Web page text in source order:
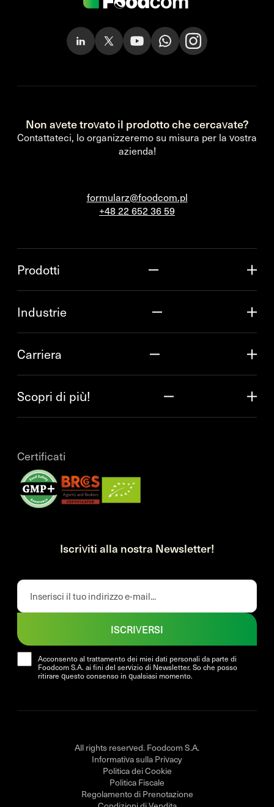
Non avete trovato il prodotto che cercavate?
Contattateci, lo organizzeremo su misura per la vostra
azienda!
formularz@foodcom.pl
+48 22 652 36 59
Prodotti
Industrie
Carriera
Scopri di più!
Certificati
Iscriviti alla nostra Newsletter!
Acconsento al trattamento dei miei dati personali da parte di
Foodcom S.A. ai fini del servizio di Newsletter. So che posso
ritirare questo consenso in qualsiasi momento.
ISCRIVERSI
All rights reserved. Foodcom S.A.
Informativa sulla Privacy
Politica dei Cookie
Politica Fiscale
Regolamento di Prenotazione